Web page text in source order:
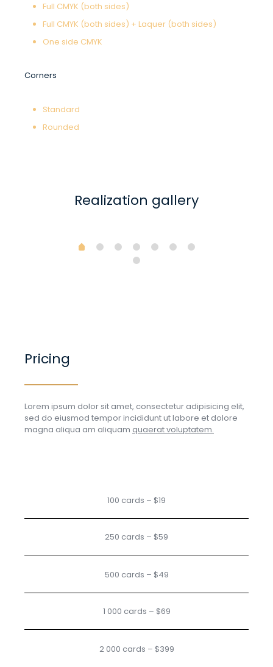
Full CMYK (both sides)
Full CMYK (both sides) + Laquer (both sides)
One side CMYK
Corners
Standard
Rounded
Realization gallery
Pricing
Lorem ipsum dolor sit amet, consectetur adipisicing elit,
sed do eiusmod tempor incididunt ut labore et dolore
magna aliqua am aliquam quaerat voluptatem.
100 cards – $19
250 cards – $59
500 cards – $49
1 000 cards – $69
2 000 cards – $399